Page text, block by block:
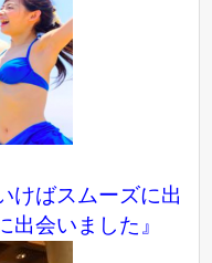
けばスムーズに出
会いました』